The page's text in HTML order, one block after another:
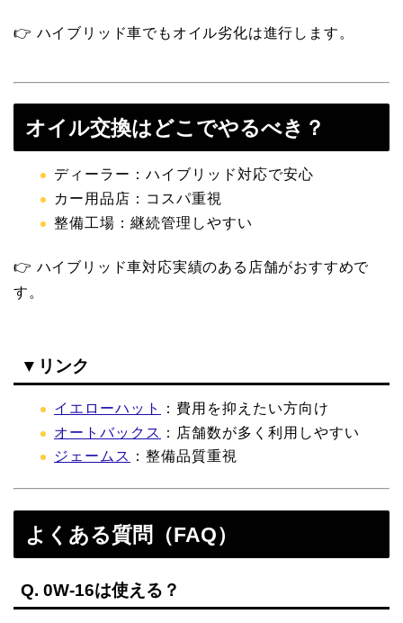
👉 ハイブリッド車でもオイル劣化は進行します。
オイル交換はどこでやるべき？
ディーラー：ハイブリッド対応で安心
カー用品店：コスパ重視
整備工場：継続管理しやすい
👉 ハイブリッド車対応実績のある店舗がおすすめで
す。
▼リンク
イエローハット
：費用を抑えたい方向け
オートバックス ：店舗数が多く利用しやすい
ジェームス ：整備品質重視
よくある質問（FAQ）
Q. 0W-16は使える？